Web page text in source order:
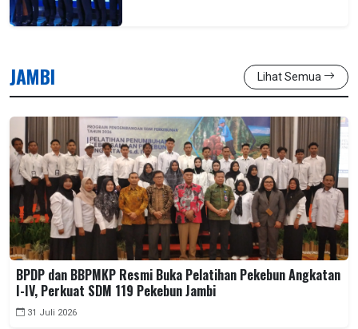
JAMBI Lihat Semua
BPDP dan BBPMKP Resmi Buka Pelatihan Pekebun Angkatan
I-IV, Perkuat SDM 119 Pekebun Jambi
31 Juli 2026